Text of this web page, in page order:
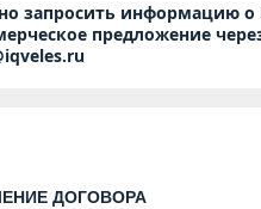
запросить информацию о
предложение
ДОГОВОРА